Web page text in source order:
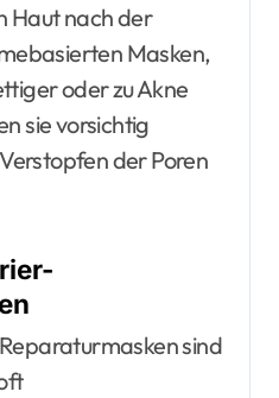
Haut nach der
Masken,
oder zu Akne
sie vorsichtig
der Poren
sind